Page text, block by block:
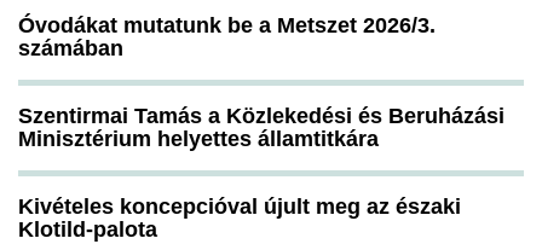
Óvodákat mutatunk be a Metszet 2026/3.
számában
Szentirmai Tamás a Közlekedési és Beruházási
Minisztérium helyettes államtitkára
Kivételes koncepcióval újult meg az északi
Klotild-palota